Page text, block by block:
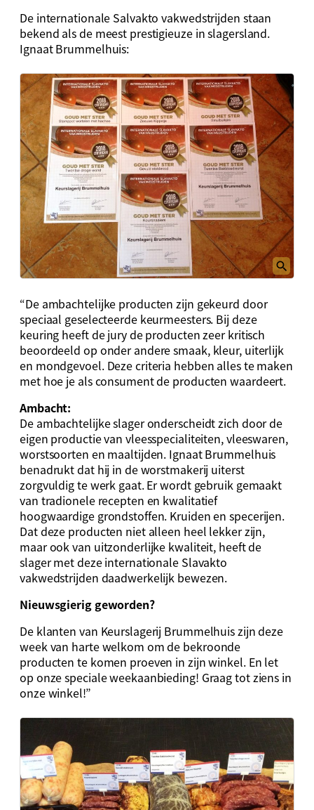
De internationale Salvakto vakwedstrijden staan
bekend als de meest prestigieuze in slagersland.
Ignaat Brummelhuis:
“De ambachtelijke producten zijn gekeurd door
speciaal geselecteerde keurmeesters. Bij deze
keuring heeft de jury de producten zeer kritisch
beoordeeld op onder andere smaak, kleur, uiterlijk
en mondgevoel. Deze criteria hebben alles te maken
met hoe je als consument de producten waardeert.
Ambacht:
De ambachtelijke slager onderscheidt zich door de
eigen productie van vleesspecialiteiten, vleeswaren,
worstsoorten en maaltijden. Ignaat Brummelhuis
benadrukt dat hij in de worstmakerij uiterst
zorgvuldig te werk gaat. Er wordt gebruik gemaakt
van tradionele recepten en kwalitatief
hoogwaardige grondstoffen. Kruiden en specerijen.
Dat deze producten niet alleen heel lekker zijn,
maar ook van uitzonderlijke kwaliteit, heeft de
slager met deze internationale Slavakto
vakwedstrijden daadwerkelijk bewezen.
Nieuwsgierig geworden?
De klanten van Keurslagerij Brummelhuis zijn deze
week van harte welkom om de bekroonde
producten te komen proeven in zijn winkel. En let
op onze speciale weekaanbieding! Graag tot ziens in
onze winkel!”